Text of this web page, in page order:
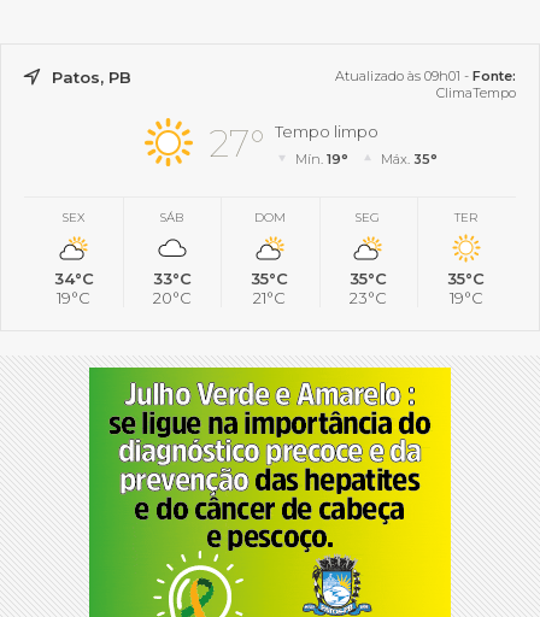
Patos, PB Atualizado às 09h01 - Fonte:
ClimaTempo
27° Tempo limpo
Mín.19° Máx. 35°
SEX
34°C
19°C
SÁB
33°C
20°C
DOM
35°C
21°C
SEG
35°C
23°C
TER
35°C
19°C